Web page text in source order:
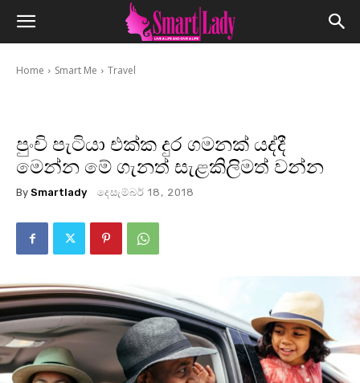
Home Smart Me Travel
පුංචි පැටියා එක්ක දුර ගමනක් යද්දී
මෙන්න මේ ගැනත් සැළකිලිමත් වන්න
By Smartlady දෙසැම්බර් 18, 2018